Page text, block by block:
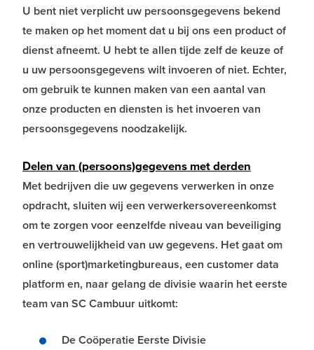
U bent niet verplicht uw persoonsgegevens bekend
te maken op het moment dat u bij ons een product of
dienst afneemt. U hebt te allen tijde zelf de keuze of
u uw persoonsgegevens wilt invoeren of niet. Echter,
om gebruik te kunnen maken van een aantal van
onze producten en diensten is het invoeren van
persoonsgegevens noodzakelijk.
Delen van (persoons)gegevens met derden
Met bedrijven die uw gegevens verwerken in onze
opdracht, sluiten wij een verwerkersovereenkomst
om te zorgen voor eenzelfde niveau van beveiliging
en vertrouwelijkheid van uw gegevens. Het gaat om
online (sport)marketingbureaus, een customer data
platform en, naar gelang de divisie waarin het eerste
team van SC Cambuur uitkomt:
De Coöperatie Eerste Divisie